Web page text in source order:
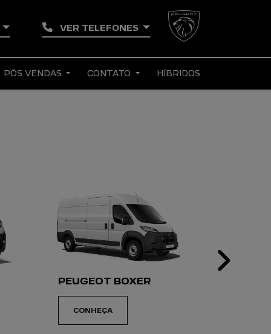
VER TELEFONES
PÓS VENDAS CONTATO HÍBRIDOS
PEUGEOT BOXER
CONHEÇA
Next